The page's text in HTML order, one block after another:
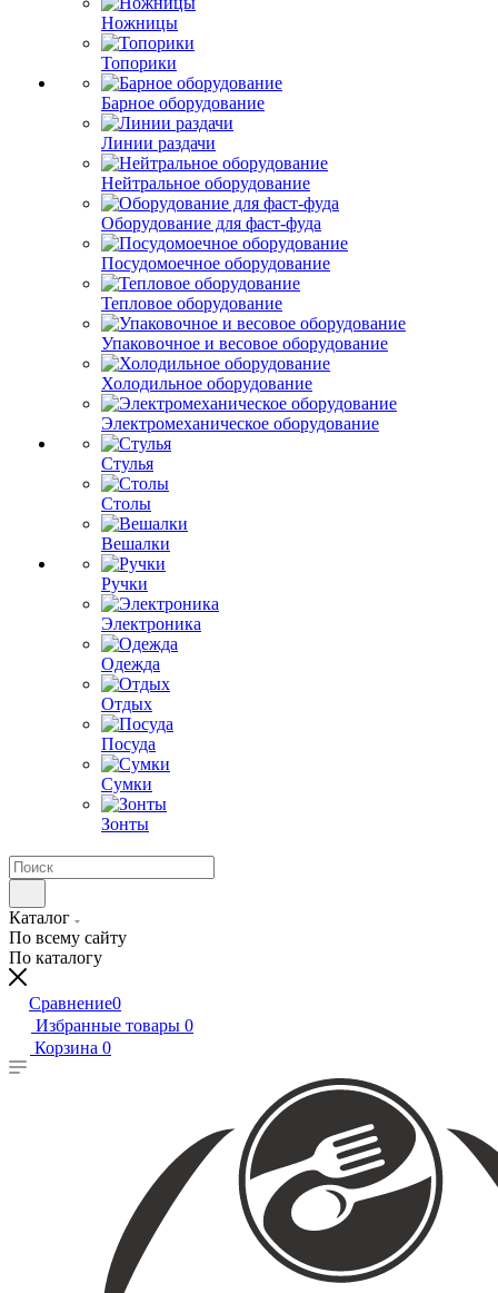
Ножницы
Топорики
Барное оборудование
Линии раздачи
Нейтральное оборудование
Оборудование для фаст-фуда
Посудомоечное оборудование
Тепловое оборудование
Упаковочное и весовое оборудование
Холодильное оборудование
Электромеханическое оборудование
Стулья
Столы
Вешалки
Ручки
Электроника
Одежда
Отдых
Посуда
Сумки
Зонты
Каталог
По всему сайту
По каталогу
Сравнение0
Избранные товары 0
Корзина 0